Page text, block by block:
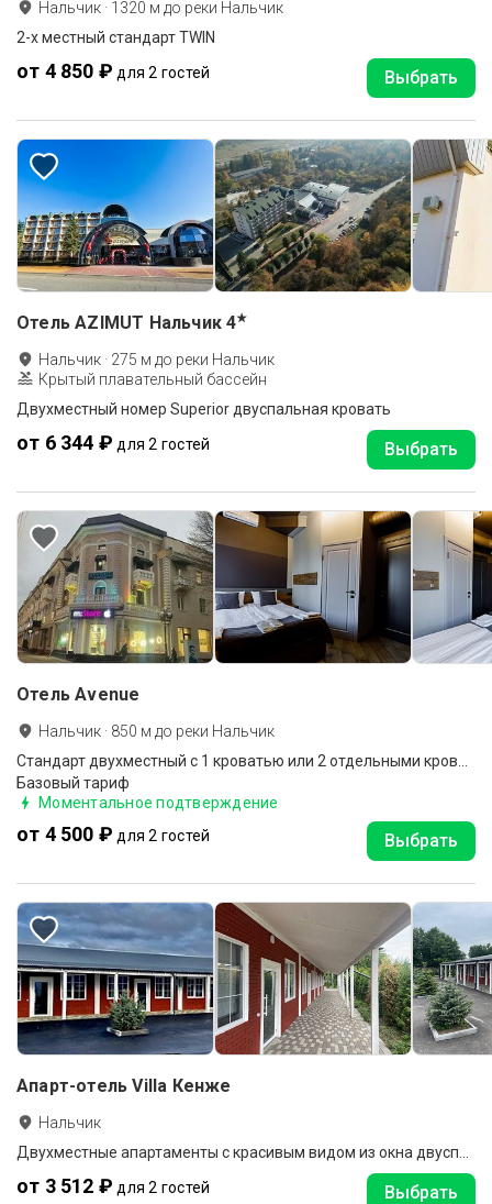
Нальчик · 1320 м до реки Нальчик
2-x местный стандарт TWIN
от 4 850 ₽ для 2 гостей Выбрать
Отель AZIMUT Нальчик 4★
Нальчик · 275 м до реки Нальчик
Крытый плавательный бассейн
Двухместный номер Superior двуспальная кровать
от 6 344 ₽ для 2 гостей Выбрать
Отель Avenue
Нальчик · 850 м до реки Нальчик
Базовый тариф
Моментальное подтверждение
от 4 500 ₽ для 2 гостей Выбрать
Апарт-отель Villa Кенже
Нальчик
от 3 512 ₽ для 2 гостей Выбрать